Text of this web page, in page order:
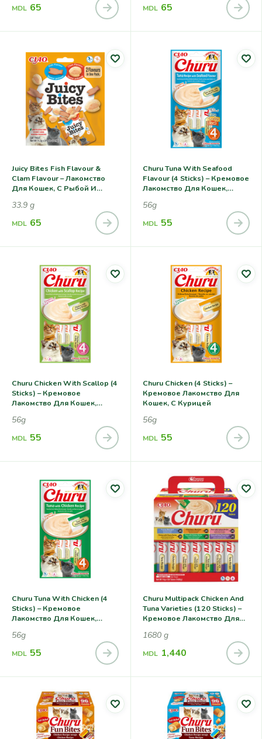
MDL 65 MDL 65
Juicy Bites Fish Flavour &
Clam Flavour – Лакомство
Для Кошек, С Рыбой И
33.9 g
MDL 65
Churu Tuna With Seafood
Flavour (4 Sticks) – Кремовое
Лакомство Для Кошек,
56g
MDL 55
Churu Chicken With Scallop (4
Sticks) – Кремовое
Лакомство Для Кошек,
56g
MDL 55
Churu Chicken (4 Sticks) –
Кремовое Лакомство Для
Кошек, С Курицей
56g
MDL 55
Churu Tuna With Chicken (4
Sticks) – Кремовое
Лакомство Для Кошек,
56g
MDL 55
Churu Multipack Chicken And
Tuna Varieties (120 Sticks) –
Кремовое Лакомство Для
Ассорти
1680 g
MDL 1,440